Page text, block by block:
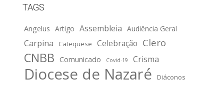
TAGS
Angelus Artigo Assembleia Audiência Geral
Carpina Catequese Celebração Clero
CNBB Comunicado Covid-19 Crisma
Diocese de Nazaré
Diáconos